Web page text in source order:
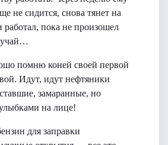
не сидится, снова тянет на
работал, пока не произошел
помню коней своей первой
Идут, идут нефтяники
замаранные, но
на лице!
для заправки